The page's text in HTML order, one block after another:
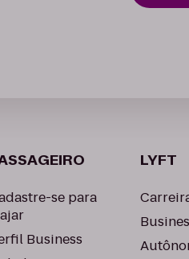
se para
Business
LYFT